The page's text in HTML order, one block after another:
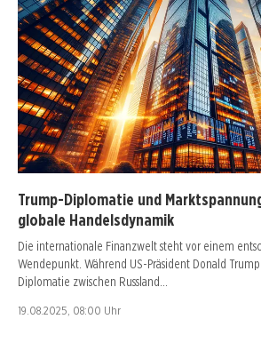
Trump-Diplomatie und
globale Handelsdynamik
Die internationale Finanzwelt steht vor einem
Wendepunkt. Während US-Präsident Donald
Diplomatie zwischen Russland…
19.08.2025, 08:00 Uhr